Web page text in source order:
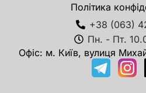
Політика
+38 (063)
Пн. - Пт.
Офіс: м. Київ, вулиця